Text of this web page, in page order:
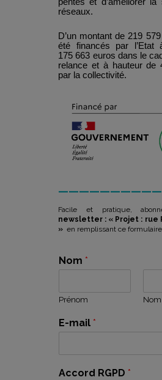
réseaux.
D’un montant de 219
été financés par l’Etat
175 663 euros dans le
relance et à hauteur de
par la collectivité.
Facile et pratique,
newsletter : « Projet : rue
» en remplissant ce
Nom *
Prénom Nom
E-mail *
Accord RGPD *